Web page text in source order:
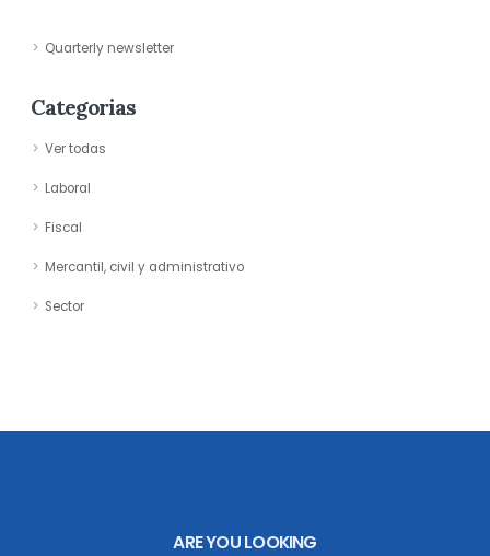
Quarterly newsletter
Categorias
Ver todas
Laboral
Fiscal
Mercantil, civil y administrativo
Sector
ARE YOU LOOKING